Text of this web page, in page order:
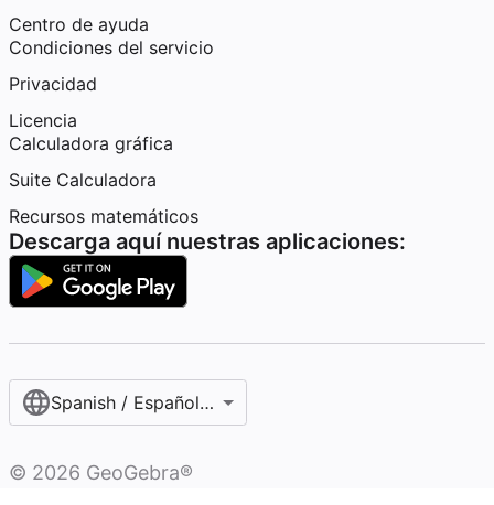
Centro de ayuda
Condiciones del servicio
Privacidad
Licencia
Calculadora gráfica
Suite Calculadora
Recursos matemáticos
Descarga aquí nuestras aplicaciones:
Spanish / Español (internacional)
© 2026 GeoGebra®